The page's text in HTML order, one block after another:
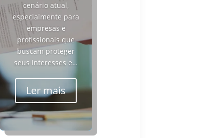
cenário atual,
especialmente para
empresas e
profissionais que
buscam proteger
seus interesses e…
Ler mais